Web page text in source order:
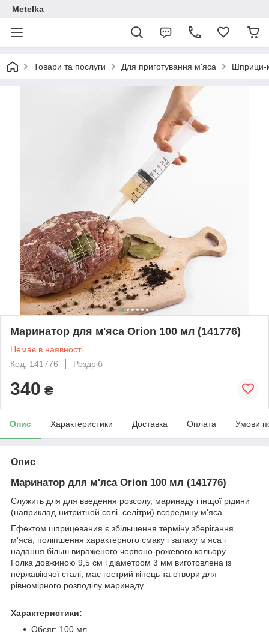
Metelka
Товари та послуги Для приготування м'яса Шприци-
Маринатор для м'яса Orion 100 мл (141776)
Немає в наявності
Код: 141776
Роздріб
340 ₴
Опис Характеристики Доставка Оплата Умови
Опис
Маринатор для м'яса Orion 100 мл (141776)
Служить для для введення розсолу, маринаду і інщої рідини
(наприклад-нитритной солі, селітри) всередину м'яса.
Ефектом шприцевания є збільшення терміну зберігання
м'яса, поліпшення характерного смаку і запаху м'яса і
надання більш вираженого червоно-рожевого кольору.
Голка довжиною 9,5 см і діаметром 3 мм виготовлена ​​із
нержавіючої сталі, має гострий кінець та отвори для
рівномірного розподілу маринаду.
Характеристики:
Обсяг: 100 мл